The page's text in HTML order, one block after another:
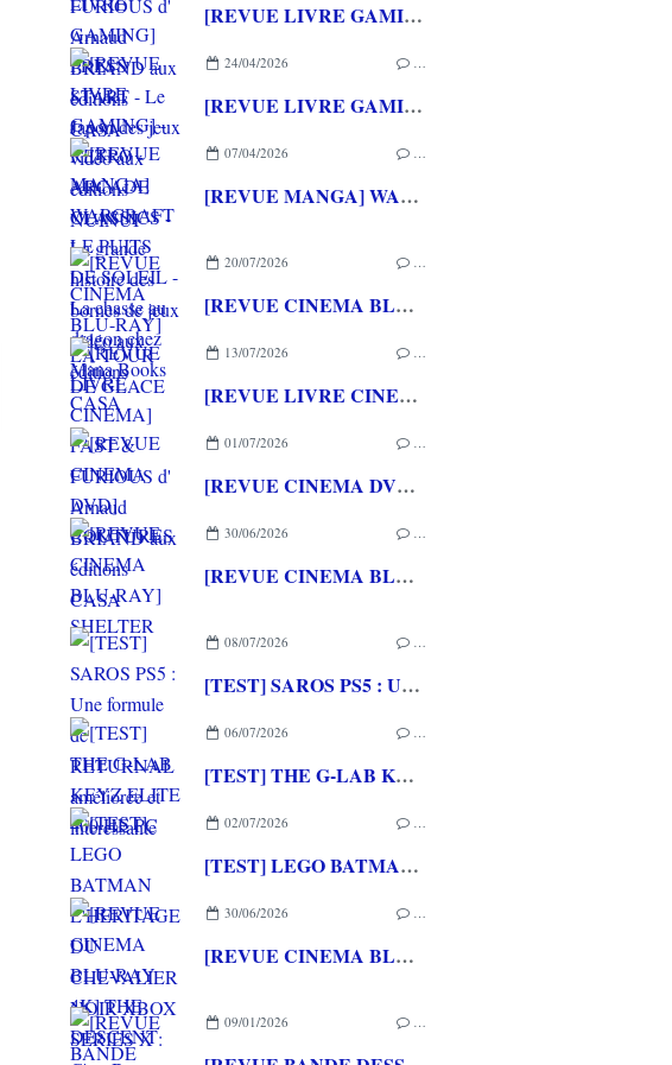
[REVUE LIVRE GAMING] PRESS START - Le Japon des jeux vidéo aux éditions NUINUI
24/04/2026 …
[REVUE LIVRE GAMING] - RETRO - ARCADE CLASSICS - La grande histoire des bornes de jeux vidéo aux éditions CASA
07/04/2026 …
[REVUE MANGA] WARCRAFT LE PUITS DE SOLEIL - La chasse au dragon chez Mana Books
20/07/2026 …
[REVUE CINEMA BLU-RAY] LA TOUR DE GLACE
13/07/2026 …
[REVUE LIVRE CINEMA] FAST & FURIOUS d' Arnaud BRIAND aux éditions CASA
01/07/2026 …
[REVUE CINEMA DVD] COUTURES
30/06/2026 …
[REVUE CINEMA BLU-RAY] SHELTER
08/07/2026 …
[TEST] SAROS PS5 : Une formule de RETURNAL améliorée et interessante
06/07/2026 …
[TEST] THE G-LAB KEYZ ELITE 400 HE PC
02/07/2026 …
[TEST] LEGO BATMAN L'HERITAGE DU CHEVALIER NOIR XBOX SERIES X : C'est Batman Arkham City en LEGO!
30/06/2026 …
[REVUE CINEMA BLU-RAY 4K] THE DESCENT
09/01/2026 …